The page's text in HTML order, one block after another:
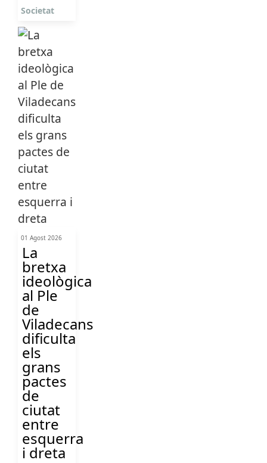
Societat
01 Agost 2026
La
bretxa
ideològica
al Ple
de
Viladecans
dificulta
els
grans
pactes
de
ciutat
entre
esquerra
i dreta